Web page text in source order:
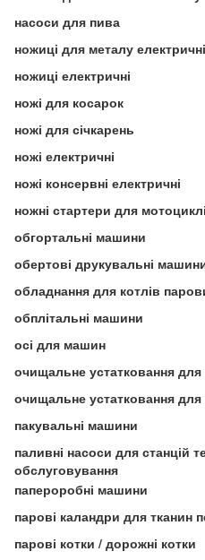
насоси для пива
ножиці для металу електричні
ножиці електричні
ножі для косарок
ножі для січкарень
ножі електричні
ножі консервні електричні
ножні стартери для
обгортальні машини
обертові друкувальні
обладнання для котлів
обплітальні машини
осі для машин
очищальне устатковання
очищальне устатковання
пакувальні машини
паливні насоси для станцій
обслуговування
папероробні машини
парові каландри для тканин
парові котки / дорожні котки